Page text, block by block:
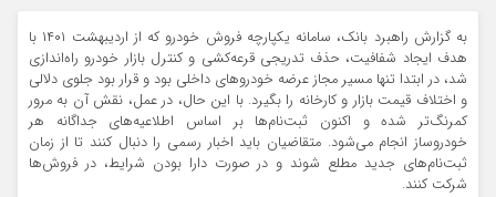
به گزارش راهبرد بانک، سامانه یکپارچه فروش خودرو که از اردیبهشت ۱۴۰۱ با
هدف ایجاد شفافیت، حذف تدریجی قرعه‌کشی و کنترل بازار خودرو راه‌اندازی
شد، در ابتدا تنها مسیر مجاز عرضه خودروهای داخلی بود و قرار بود جلوی دلالی
و اختلاف قیمت بازار و کارخانه را بگیرد. با این حال، در عمل، نقش آن به مرور
کمرنگ‌تر شده و اکنون ثبت‌نام‌ها بر اساس اطلاعیه‌های جداگانه هر
خودروساز انجام می‌شود. متقاضیان باید اخبار رسمی را دنبال کنند تا از زمان
ثبت‌نام‌های جدید مطلع شوند و در صورت دارا بودن شرایط، در فروش‌ها
شرکت کنند.